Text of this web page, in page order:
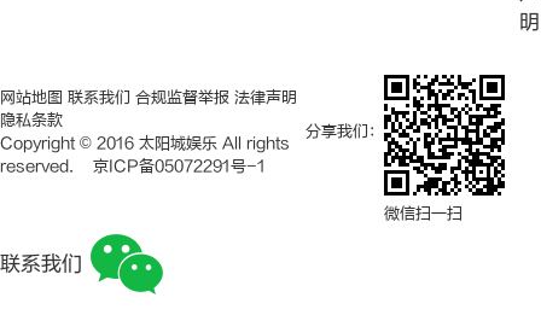
明
网站地图 联系我们 合规监督举报 法律声明
隐私条款
Copyright © 2016 太阳城娱乐 All rights
reserved.
京ICP备05072291号-1
分享我们：
微信扫一扫
联系我们